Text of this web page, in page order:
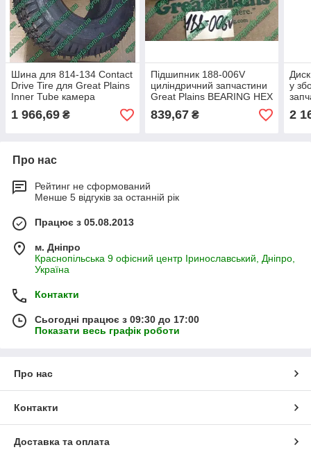
Шина для 814-134 Contact
Drive Tire для Great Plains
Inner Tube камера
контактного колеса
1 966,69 ₴
Підшипник 188-006V
циліндричний запчастини
Great Plains BEARING HEX
BORE 188-006
839,67₴
у
121
2
Про нас
Рейтинг не сформований
Менше 5 відгуків за останній рік
Працює з 05.08.2013
м. Дніпро
Краснопільська 9 офісний центр Іринославський, Дніпро,
Україна
Контакти
Сьогодні працює з 09:30 до 17:00
Показати весь графік роботи
Про нас
Контакти
Доставка та оплата